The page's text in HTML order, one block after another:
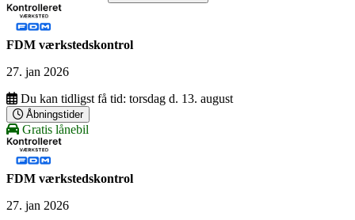
FDM værkstedskontrol
27. jan 2026
Du kan tidligst få tid: torsdag d. 13. august
Åbningstider
Gratis lånebil
FDM værkstedskontrol
27. jan 2026